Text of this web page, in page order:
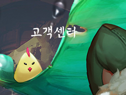
고객센터
FAQ
1:1문의
답변확인